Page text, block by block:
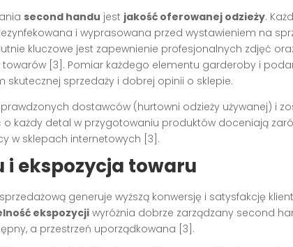
second handu jest jakość oferowanej odzieży.
i wyprasowana przed wystawieniem na
kluczowe jest zapewnienie profesjonalnych zdjęć
[3]. Pomiar każdego elementu garderoby i
sprzedaży i dobrej opinii o sklepie.
dostawców (hurtowni odzieży używanej) i
o każdy detal w przygotowaniu produktów doceniają
w sklepach internetowych [3].
i ekspozycja towaru
generuje wyższą konwersję i satysfakcję
ekspozycji wyróżnia dobrze zarządzany second
a przestrzeń uporządkowana [3].